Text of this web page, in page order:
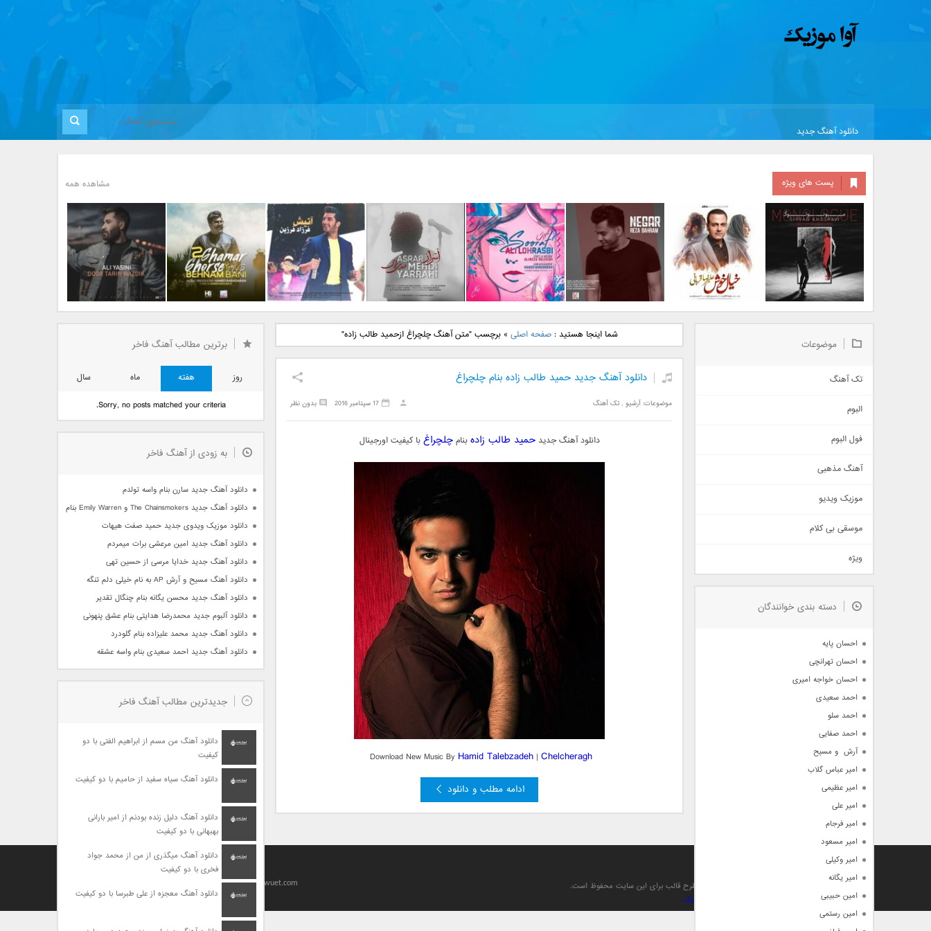
دانلود آهنگ جدید
پست های ویژه مشاهده همه
خسروی بنام مونولوگ
دانلود آهنگ جدید علیرضا
دانلود آهنگ جدید رضا
بهرام بنام نگار
دانلود آهنگ جدید علی
لهراسبی بنام صورت
دانلود آهنگ جدید مهدی
یراحی بنام اسرار
دانلود آهنگ جدید فرزاد
بانی بنام قرص قمر 2
یاسینی بنام دورترین نزدیک
شما اینجا هستید :صفحه اصلی »برچسب "متن آهنگ چلچراغ ازحمید طالب زاده"
دانلود آهنگ جدید حمید طالب زاده بنام چلچراغ
موضوعات:آرشیو ,تک آهنگ بدون نظر 17 سپتامبر 2016
دانلود آهنگ جدیدحمید طالب زادهبنامچلچراغبا کیفیت اورجینال
Download New Music By Hamid Talebzadeh | Chelcheragh
ادامه مطلب و دانلود
برترین مطالب آهنگ فاخر
روز هفته ماه
سال
Sorry, no posts matched your criteria.
به زودی از آهنگ فاخر
دانلود آهنگ جدید سارن بنام واسه تولدم
دانلود آهنگ جدید The Chainsmokers و Emily Warren بنام Side Effects
دانلود موزیک ویدوی جدید حمید صفت هیهات
دانلود آهنگ جدید امین مرعشی برات میمردم
دانلود آهنگ جدید خدایا مرسی از حسین تهی
دانلود آهنگ مسیح و آرش AP به نام خیلی دلم تنگه
دانلود آهنگ جدید محسن یگانه بنام چنگال تقدیر
دانلود آلبوم جدید محمدرضا هدایتی بنام عشق پنهونی
دانلود آهنگ جدید محمد علیزاده بنام گلودرد
دانلود آهنگ جدید احمد سعیدی بنام واسه عشقه
جدیدترین مطالب آهنگ فاخر
دانلود آهنگ من مسم از ابراهیم الفتی با دو
کیفیت
دانلود آهنگ سیاه سفید از حامیم با دو کیفیت
دانلود آهنگ دلیل زنده بودنم از امیر بارانی
بهبهانی با دو کیفیت
دانلود آهنگ میگذری از من از محمد جواد
فخری با دو کیفیت
دانلود آهنگ معجزه از علی طبرسا با دو کیفیت
موضوعات
تک آهنگ
اجتماعی
حماسی
سنتی
اهنگ بندرعباسی
دمو
مذهبی
جدیدترین ها
البوم
فول البوم
آهنگ مذهبی
موزیک ویدیو
موسقی بی کلام
ویژه
دسته بندی خوانندگان
احسان پایه
احسان تهرانچی
احسان خواجه امیری
احمد سعیدی
احمد سلو
احمد صفایی
آرش  و مسیح
امیر عباس گلاب
امیر عظیمی
امیر علی
امیر فرجام
امیر مسعود
امیر وکیلی
امیر یگانه
امین حبیبی
امین رستمی
تمام حقوق مادی , معنوی , مطالب و طرح قالب برای این سایت محفوظ است.
بک لینک
baharseo
Copyright 2010-2021 | Allright Reserved by viagrawuet.com